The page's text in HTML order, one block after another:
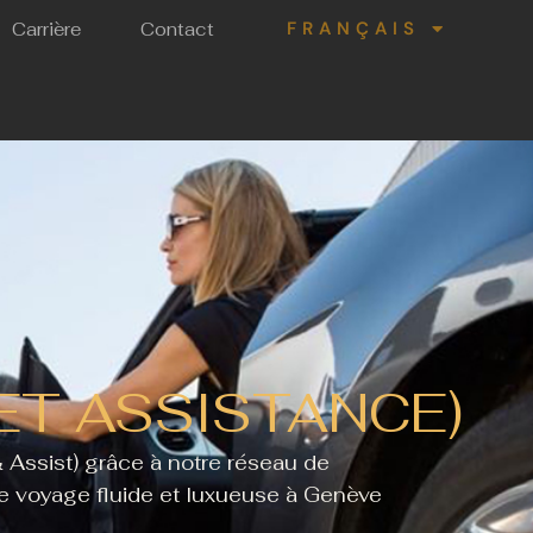
Carrière Contact FRANÇAIS
ITALIANO
ASSISTANCE)
Assist) grâce à notre réseau de
voyage fluide et luxueuse à Genève